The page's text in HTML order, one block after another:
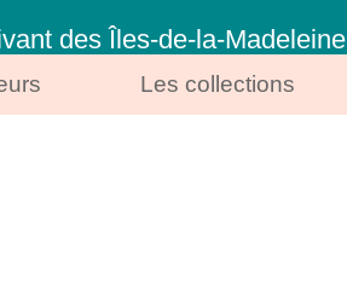
des Îles-de-la-Madeleine
Les collections